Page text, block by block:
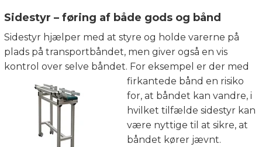
Sidestyr – føring af både gods og bånd
Sidestyr hjælper med at styre og holde varerne på
plads på transportbåndet, men giver også en vis
kontrol over selve båndet. For eksempel er der med
firkantede bånd en risiko
for, at båndet kan vandre, i
hvilket tilfælde sidestyr kan
være nyttige til at sikre, at
båndet kører jævnt.